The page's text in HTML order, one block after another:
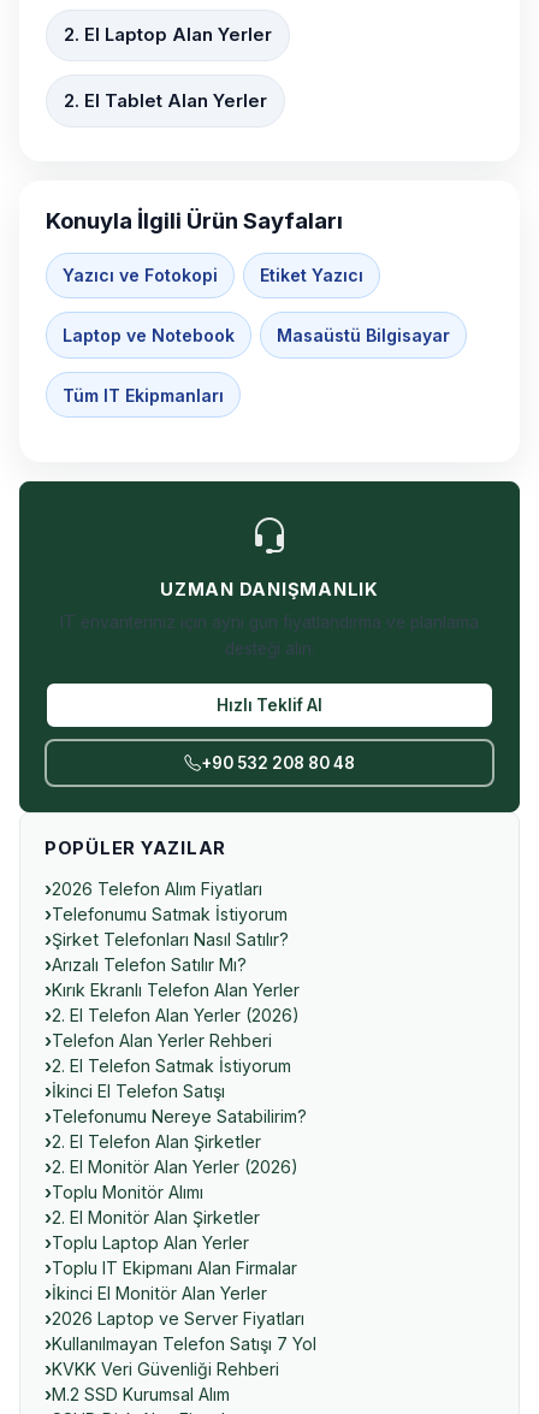
2. El Laptop Alan Yerler
2. El Tablet Alan Yerler
Konuyla İlgili Ürün Sayfaları
Yazıcı ve Fotokopi Etiket Yazıcı
Laptop ve Notebook Masaüstü Bilgisayar
Tüm IT Ekipmanları
UZMAN DANIŞMANLIK
IT envanteriniz için aynı gün fiyatlandırma ve planlama
desteği alın.
Hızlı Teklif Al
+90 532 208 80 48
POPÜLER YAZILAR
2026 Telefon Alım Fiyatları
Telefonumu Satmak İstiyorum
Şirket Telefonları Nasıl Satılır?
Arızalı Telefon Satılır Mı?
Kırık Ekranlı Telefon Alan Yerler
2. El Telefon Alan Yerler (2026)
Telefon Alan Yerler Rehberi
2. El Telefon Satmak İstiyorum
İkinci El Telefon Satışı
Telefonumu Nereye Satabilirim?
2. El Telefon Alan Şirketler
2. El Monitör Alan Yerler (2026)
Toplu Monitör Alımı
2. El Monitör Alan Şirketler
Toplu Laptop Alan Yerler
Toplu IT Ekipmanı Alan Firmalar
İkinci El Monitör Alan Yerler
2026 Laptop ve Server Fiyatları
Kullanılmayan Telefon Satışı 7 Yol
KVKK Veri Güvenliği Rehberi
M.2 SSD Kurumsal Alım